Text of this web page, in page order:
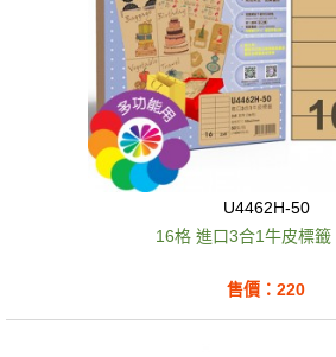
U4462H-50
16格 進口3合1牛皮標籤
售價：220